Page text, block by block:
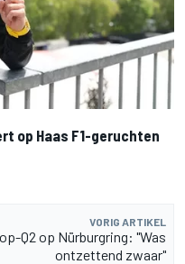
op Haas F1-geruchten
VORIG ARTIKEL
Q2 op Nürburgring: "Was
ontzettend zwaar"